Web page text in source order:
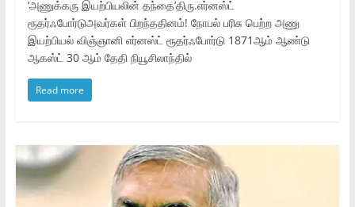
‘அணுக்கரு இயற்பியலின் தந்தை’திரு.எர்னஸ்ட்
ரூதர்ஃபோர்டுஅவர்கள் பிறந்ததினம்! நோபல் பரிசு பெற்ற அணு
இயற்பியல் விஞ்ஞானி எர்னஸ்ட் ரூதர்ஃபோர்டு 1871ஆம் ஆண்டு
ஆகஸ்ட் 30 ஆம் தேதி நியூசிலாந்தில்
Read more